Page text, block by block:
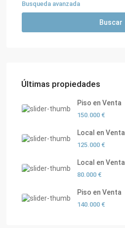
Busqueda avanzada
Buscar
Últimas propiedades
Piso en Venta
150.000 €
Local en Venta
125.000 €
Local en Venta
80.000 €
Piso en Venta
140.000 €